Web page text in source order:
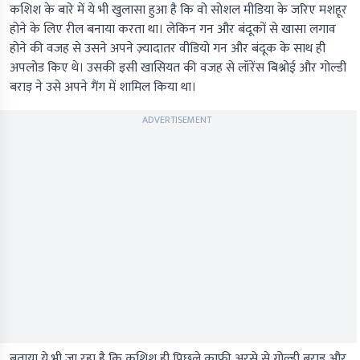
कशिश के बारे में ये भी खुलासा हुआ है कि वो सोशल मीडिया के जरिए मशहूर
होने के लिए रील बनाया करता था। लेकिन गन और बंदूकों से खासा लगाव
होने की वजह से उसने अपने ज़्यादातर वीडियो गन और बंदूक के साथ ही
अपलोड किए थे। उसकी इसी खासियत की वजह से लॉरेंस बिश्नोई और गोल्डी
बराड़ ने उसे अपने गैंग में शामिल किया था।
ADVERTISEMENT